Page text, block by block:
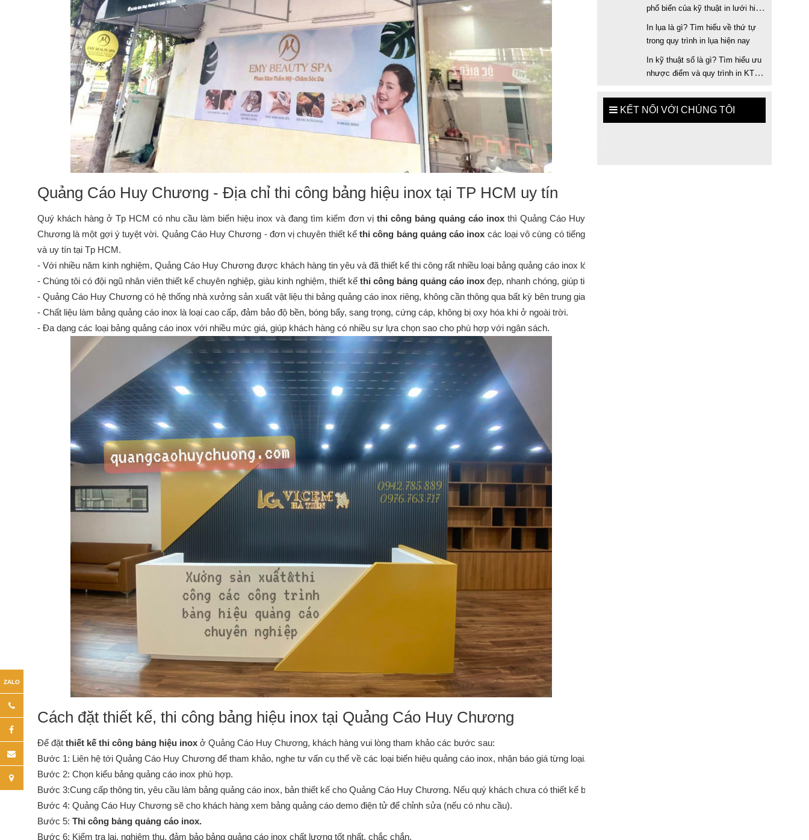
Quảng Cáo Huy Chương - Địa chỉ thi công bảng hiệu inox tại TP HCM uy tín
Quý khách hàng ở Tp HCM có nhu cầu làm biển hiệu inox và đang tìm kiếm đơn vị thi công bảng quảng cáo inox thì Quảng Cáo Huy
Chương là một gợi ý tuyệt vời. Quảng Cáo Huy Chương - đơn vị chuyên thiết kếthi công bảng quảng cáo inox các loại vô cùng có tiếng
và uy tín tại Tp HCM.
- Với nhiều năm kinh nghiệm, Quảng Cáo Huy Chương được khách hàng tin yêu và đã thiết kế thi công rất nhiều loại bảng quảng cáo inox lớn nhỏ. Chúng tôi luôn cố gắng cung cấp cho khách
- Chúng tôi có đội ngũ nhân viên thiết kế chuyên nghiệp, giàu kinh nghiệm, thiết kế thi công bảng quảng cáo inox đẹp, nhanh chóng, giúp tiết kiệm tối đa thời gian cho khách hàng.
- Quảng Cáo Huy Chương có hệ thống nhà xưởng sản xuất vật liệu thi bảng quảng cáo inox riêng, không cần thông qua bất kỳ bên trung gian nào. Chính vì thế, giá bảng hiệu inox của chúng tôi
- Chất liệu làm bảng quảng cáo inox là loại cao cấp, đảm bảo độ bền, bóng bẩy, sang trọng, cứng cáp, không bị oxy hóa khi ở ngoài trời.
- Đa dạng các loại bảng quảng cáo inox với nhiều mức giá, giúp khách hàng có nhiều sự lựa chọn sao cho phù hợp với ngân sách.
Cách đặt thiết kế, thi công bảng hiệu inox tại Quảng Cáo Huy Chương
Để đặt thiết kế thi công bảng hiệu inox ở Quảng Cáo Huy Chương, khách hàng vui lòng tham khảo các bước sau:
Bước 1: Liên hệ tới Quảng Cáo Huy Chương để tham khảo, nghe tư vấn cụ thể về các loại biển hiệu quảng cáo inox, nhận báo giá từng loại.
Bước 2: Chọn kiểu bảng quảng cáo inox phù hợp.
Bước 3:Cung cấp thông tin, yêu cầu làm bảng quảng cáo inox, bản thiết kế cho Quảng Cáo Huy Chương. Nếu quý khách chưa có thiết kế bảng quảng cáo, đội ngũ thiết kế viên sẽ giúp quý khách
Bước 4: Quảng Cáo Huy Chương sẽ cho khách hàng xem bảng quảng cáo demo điện tử để chỉnh sửa (nếu có nhu cầu).
Bước 5: Thi công bảng quảng cáo inox.
Bước 6: Kiểm tra lại, nghiệm thu, đảm bảo bảng quảng cáo inox chất lượng tốt nhất, chắc chắn.
phổ biến của kỹ thuật in lưới hiện
In lụa là gì? Tìm hiểu về thứ tự
trong quy trình in lụa hiện nay
In kỹ thuật số là gì? Tìm hiểu ưu
nhược điểm và quy trình in KTS
KẾT NỐI VỚI CHÚNG TÔI